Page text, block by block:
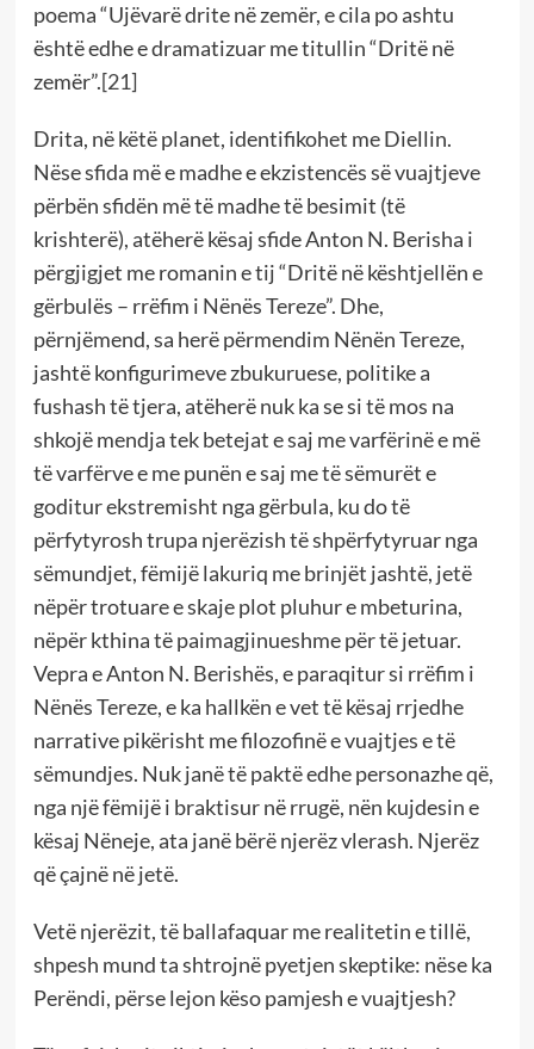
poema “Ujëvarë drite në zemër, e cila po ashtu
është edhe e dramatizuar me titullin “Dritë në
zemër”.[21]
Drita, në këtë planet, identifikohet me Diellin.
Nëse sfida më e madhe e ekzistencës së vuajtjeve
përbën sfidën më të madhe të besimit (të
krishterë), atëherë kësaj sfide Anton N. Berisha i
përgjigjet me romanin e tij “Dritë në kështjellën e
gërbulës – rrëfim i Nënës Tereze”. Dhe,
përnjëmend, sa herë përmendim Nënën Tereze,
jashtë konfigurimeve zbukuruese, politike a
fushash të tjera, atëherë nuk ka se si të mos na
shkojë mendja tek betejat e saj me varfërinë e më
të varfërve e me punën e saj me të sëmurët e
goditur ekstremisht nga gërbula, ku do të
përfytyrosh trupa njerëzish të shpërfytyruar nga
sëmundjet, fëmijë lakuriq me brinjët jashtë, jetë
nëpër trotuare e skaje plot pluhur e mbeturina,
nëpër kthina të paimagjinueshme për të jetuar.
Vepra e Anton N. Berishës, e paraqitur si rrëfim i
Nënës Tereze, e ka hallkën e vet të kësaj rrjedhe
narrative pikërisht me filozofinë e vuajtjes e të
sëmundjes. Nuk janë të paktë edhe personazhe që,
nga një fëmijë i braktisur në rrugë, nën kujdesin e
kësaj Nëneje, ata janë bërë njerëz vlerash. Njerëz
që çajnë në jetë.
Vetë njerëzit, të ballafaquar me realitetin e tillë,
shpesh mund ta shtrojnë pyetjen skeptike: nëse ka
Perëndi, përse lejon këso pamjesh e vuajtjesh?